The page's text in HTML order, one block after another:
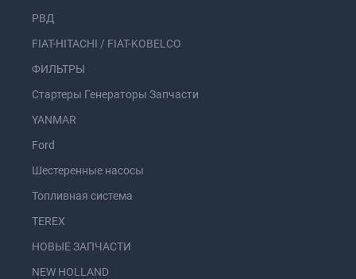
РВД
FIAT-HITACHI / FIAT-KOBELCO
ФИЛЬТРЫ
Стартеры Генераторы Запчасти
YANMAR
Ford
Шестеренные насосы
Топливная система
TEREX
НОВЫЕ ЗАПЧАСТИ
NEW HOLLAND